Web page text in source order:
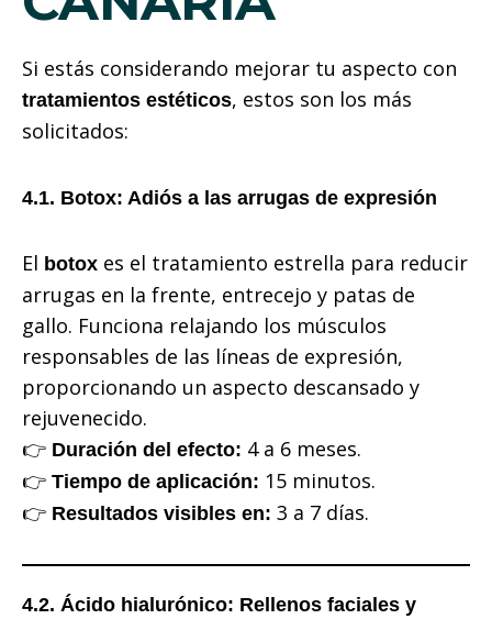
Si estás considerando mejorar tu aspecto con
tratamientos estéticos, estos son los más
solicitados:
4.1. Botox: Adiós a las arrugas de expresión
El botox es el tratamiento estrella para reducir
arrugas en la frente, entrecejo y patas de
gallo. Funciona relajando los músculos
responsables de las líneas de expresión,
proporcionando un aspecto descansado y
rejuvenecido.
👉 Duración del efecto: 4 a 6 meses.
👉 Tiempo de aplicación: 15 minutos.
👉 Resultados visibles en: 3 a 7 días.
4.2. Ácido hialurónico: Rellenos faciales y